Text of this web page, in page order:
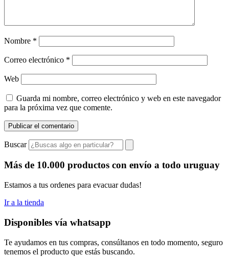
Nombre *
Correo electrónico *
Web
Guarda mi nombre, correo electrónico y web en este navegador
para la próxima vez que comente.
Buscar
Más de 10.000 productos con envío a todo uruguay
Estamos a tus ordenes para evacuar dudas!
Ir a la tienda
Disponibles vía whatsapp
Te ayudamos en tus compras, consúltanos en todo momento, seguro
tenemos el producto que estás buscando.